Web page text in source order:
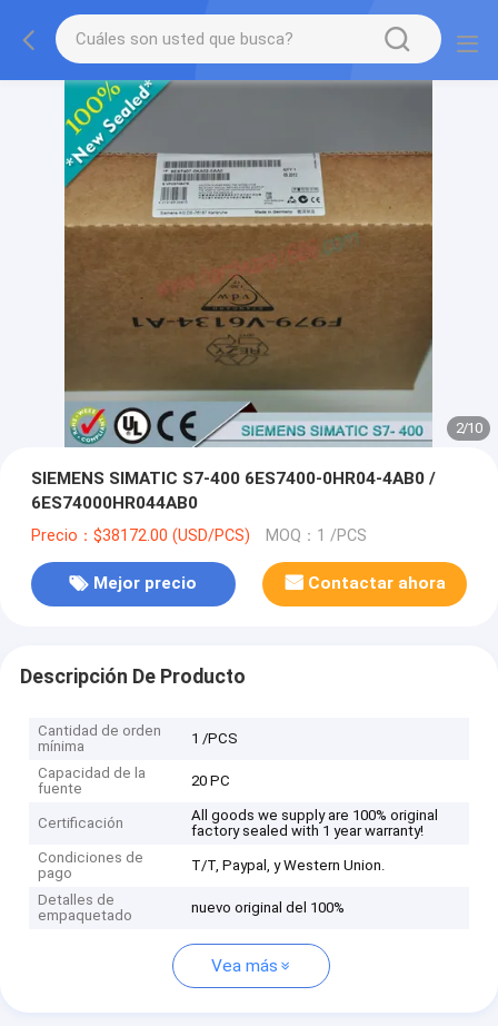
2/10
SIEMENS SIMATIC S7-400 6ES7400-0HR04-4AB0 /
6ES74000HR044AB0
Precio：$38172.00 (USD/PCS) MOQ：1 /PCS
Mejor precio Contactar ahora
Descripción De Producto
Cantidad de orden
mínima
1 /PCS
Capacidad de la
fuente
20 PC
Certificación
All goods we supply are 100% original
factory sealed with 1 year warranty!
Condiciones de
pago
T/T, Paypal, y Western Union.
Detalles de
empaquetado
nuevo original del 100%
Vea más